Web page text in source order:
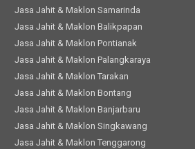
Jasa Jahit & Maklon Samarinda
Jasa Jahit & Maklon Balikpapan
Jasa Jahit & Maklon Pontianak
Jasa Jahit & Maklon Palangkaraya
Jasa Jahit & Maklon Tarakan
Jasa Jahit & Maklon Bontang
Jasa Jahit & Maklon Banjarbaru
Jasa Jahit & Maklon Singkawang
Jasa Jahit & Maklon Tenggarong